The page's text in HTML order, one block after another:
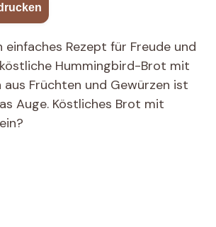
Rezept für Freude und
Hummingbird-Brot mit
Früchten und Gewürzen ist
Auge. Köstliches Brot mit